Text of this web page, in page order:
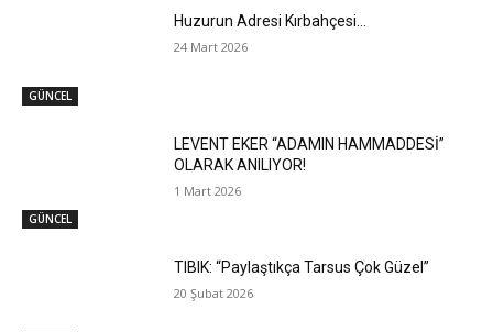
GÜNCEL
Huzurun Adresi Kırbahçesi…
24 Mart 2026
GÜNCEL
LEVENT EKER “ADAMIN HAMMADDESİ”
OLARAK ANILIYOR!
1 Mart 2026
TIBIK: “Paylaştıkça Tarsus Çok Güzel”
20 Şubat 2026